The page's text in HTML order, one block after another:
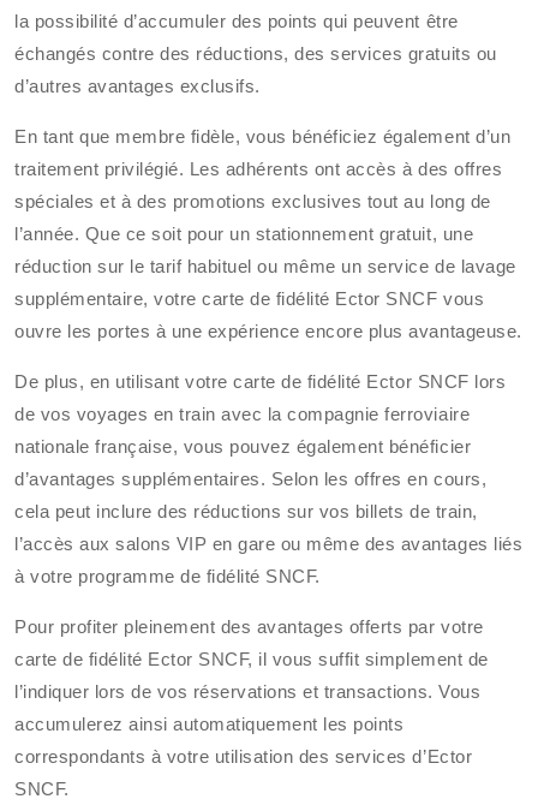
la possibilité d’accumuler des points qui peuvent être
échangés contre des réductions, des services gratuits ou
d’autres avantages exclusifs.
En tant que membre fidèle, vous bénéficiez également d’un
traitement privilégié. Les adhérents ont accès à des offres
spéciales et à des promotions exclusives tout au long de
l’année. Que ce soit pour un stationnement gratuit, une
réduction sur le tarif habituel ou même un service de lavage
supplémentaire, votre carte de fidélité Ector SNCF vous
ouvre les portes à une expérience encore plus avantageuse.
De plus, en utilisant votre carte de fidélité Ector SNCF lors
de vos voyages en train avec la compagnie ferroviaire
nationale française, vous pouvez également bénéficier
d’avantages supplémentaires. Selon les offres en cours,
cela peut inclure des réductions sur vos billets de train,
l’accès aux salons VIP en gare ou même des avantages liés
à votre programme de fidélité SNCF.
Pour profiter pleinement des avantages offerts par votre
carte de fidélité Ector SNCF, il vous suffit simplement de
l’indiquer lors de vos réservations et transactions. Vous
accumulerez ainsi automatiquement les points
correspondants à votre utilisation des services d’Ector
SNCF.